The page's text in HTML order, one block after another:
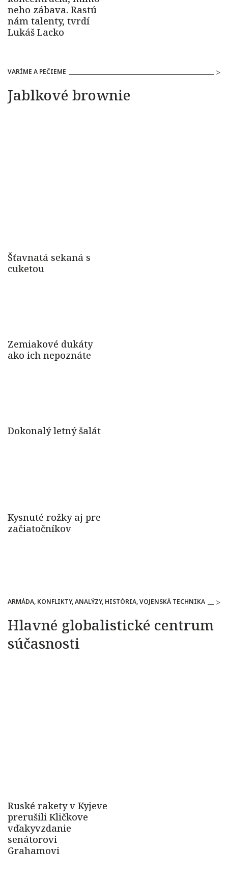
VARÍME A PEČIEME
ARMÁDA, KONFLIKTY, ANALÝZY, HISTÓRIA, VOJENSKÁ TECHNIKA